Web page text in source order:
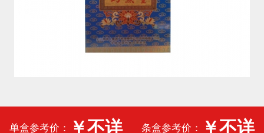
单盒参考价： ￥不详 条盒参考价： ￥不详